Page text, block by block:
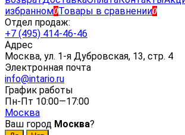
избранном0Товары в сравнении0
Отдел продаж:
+7 (495) 414-46-46
Адрес
Москва, ул. 1-я Дубровская, 13, стр. 4
Электронная почта
info@intario.ru
График работы
Пн-Пт 10:00—17:00
Москва
Ваш город Москва?